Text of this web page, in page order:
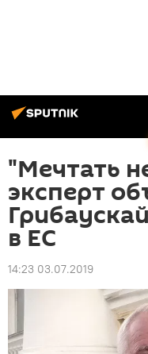
"Мечтать
эксперт
в ЕС
14:23 03.07.2019